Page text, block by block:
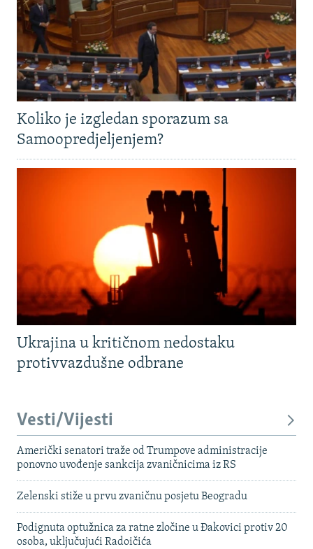
Koliko je izgledan sporazum sa
Samoopredjeljenjem?
Ukrajina u kritičnom nedostaku
protivvazdušne odbrane
Vesti/Vijesti
Američki senatori traže od Trumpove administracije
ponovno uvođenje sankcija zvaničnicima iz RS
Zelenski stiže u prvu zvaničnu posjetu Beogradu
Podignuta optužnica za ratne zločine u Đakovici protiv 20
osoba, uključujući Radoičića